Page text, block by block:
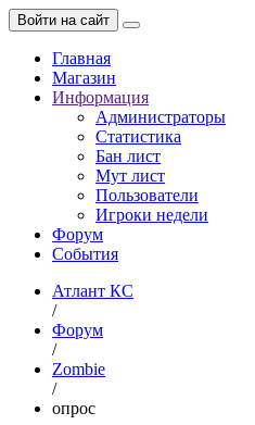
Войти на сайт
Главная
Магазин
Информация
Администраторы
Статистика
Бан лист
Мут лист
Пользователи
Игроки недели
Форум
События
Атлант КС
/
Форум
/
Zombie
/
опрос